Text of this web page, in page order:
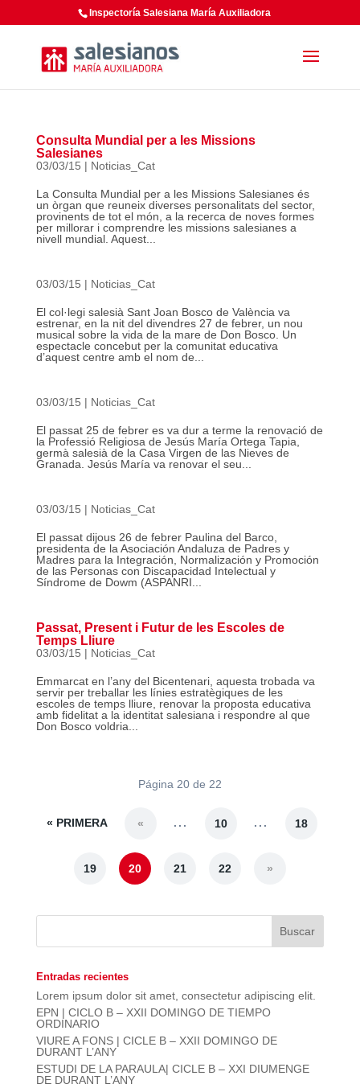
Inspectoría Salesiana María Auxiliadora
Consulta Mundial per a les Missions
Salesianes
03/03/15 | Noticias_Cat
La Consulta Mundial per a les Missions Salesianes és
un òrgan que reuneix diverses personalitats del sector,
provinents de tot el món, a la recerca de noves formes
per millorar i comprendre les missions salesianes a
nivell mundial. Aquest...
03/03/15 | Noticias_Cat
El col·legi salesià Sant Joan Bosco de València va
estrenar, en la nit del divendres 27 de febrer, un nou
musical sobre la vida de la mare de Don Bosco. Un
espectacle concebut per la comunitat educativa
d’aquest centre amb el nom de...
03/03/15 | Noticias_Cat
El passat 25 de febrer es va dur a terme la renovació de
la Professió Religiosa de Jesús María Ortega Tapia,
germà salesià de la Casa Virgen de las Nieves de
Granada. Jesús María va renovar el seu...
03/03/15 | Noticias_Cat
El passat dijous 26 de febrer Paulina del Barco,
presidenta de la Asociación Andaluza de Padres y
Madres para la Integración, Normalización y Promoción
de las Personas con Discapacidad Intelectual y
Síndrome de Dowm (ASPANRI...
Passat, Present i Futur de les Escoles de
Temps Lliure
03/03/15 | Noticias_Cat
Emmarcat en l’any del Bicentenari, aquesta trobada va
servir per treballar les línies estratègiques de les
escoles de temps lliure, renovar la proposta educativa
amb fidelitat a la identitat salesiana i respondre al que
Don Bosco voldria...
Página 20 de 22
« PRIMERA « ... 10 ... 18
19 20 21 22 »
Entradas recientes
Lorem ipsum dolor sit amet, consectetur adipiscing elit.
EPN | CICLO B – XXII DOMINGO DE TIEMPO
ORDINARIO
VIURE A FONS | CICLE B – XXII DOMINGO DE
DURANT L’ANY
ESTUDI DE LA PARAULA| CICLE B – XXI DIUMENGE
DE DURANT L’ANY